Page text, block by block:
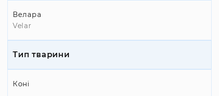
Велара
Velar
Тип тварини
Коні